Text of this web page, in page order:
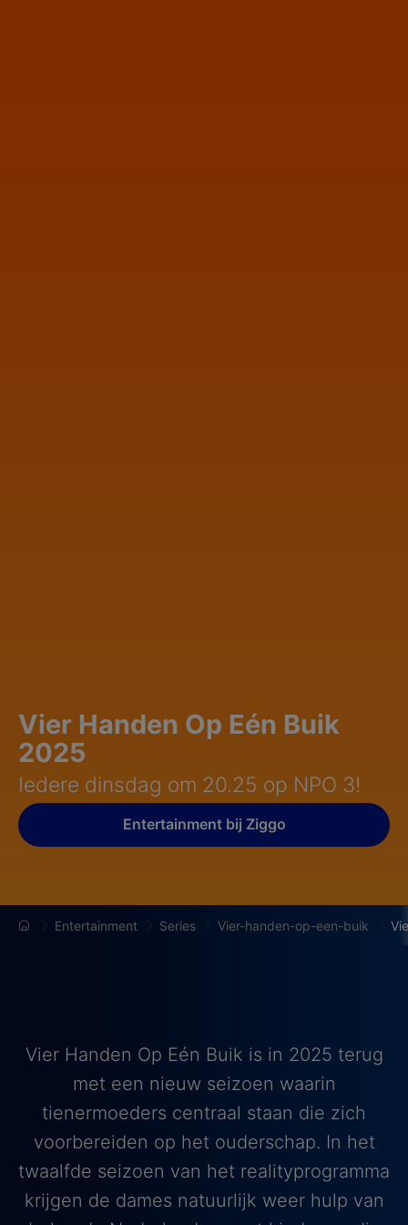
Vier Handen Op Eén Buik
2025
Iedere dinsdag om 20.25 op NPO 3!
Entertainment bij Ziggo
Entertainment Series Vier-handen-op-een-buik
Vier Handen Op Eén Buik is in 2025 terug
met een nieuw seizoen waarin
tienermoeders centraal staan die zich
voorbereiden op het ouderschap. In het
twaalfde seizoen van het realityprogramma
krijgen de dames natuurlijk weer hulp van